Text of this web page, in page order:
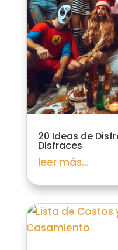
20 Ideas de
Disfraces
leer más...